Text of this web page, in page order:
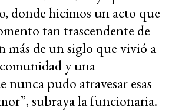
donde hicimos un acto que
tan trascendente de
más de un siglo que vivió a
y una
nunca pudo atravesar esas
subraya la funcionaria.